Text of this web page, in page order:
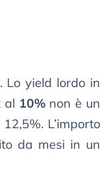
. Lo yield lordo in
al 10%non è un
L’importo
da mesi in un